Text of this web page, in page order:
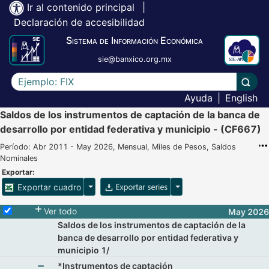
Ir al contenido principal
Declaración de accesibilidad
Sistema de Información Económica
sie@banxico.org.mx
Escriba el texto a buscar
Ayuda
English
Saldos de los instrumentos de captación de la banca de
desarrollo por entidad federativa y municipio - (CF667)
Período: Abr 2011 - May 2026, Mensual, Miles de Pesos, Saldos
Nominales
Exportar:
Exportar cuadro Opciones para exportar cuadroOpciones para exportar
Selecciona o desmarca todas las series
Ver todo
May 2026
Saldos de los instrumentos de captación de la
banca de desarrollo por entidad federativa y
municipio 1/
*Instrumentos de captación